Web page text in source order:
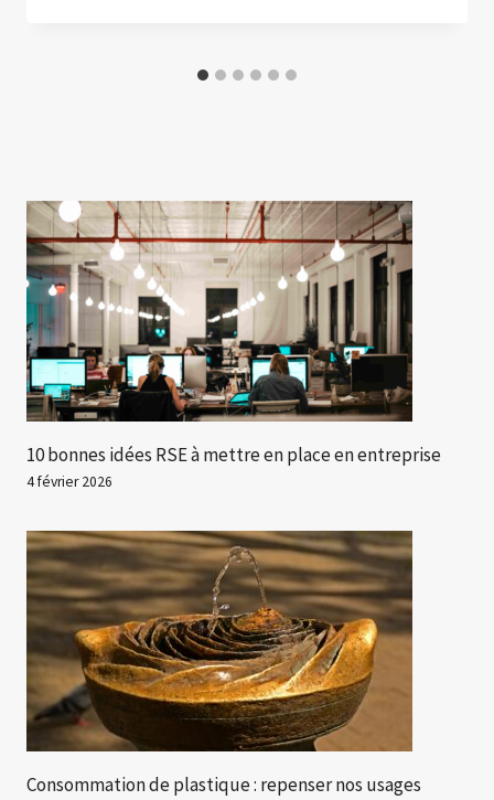
10 bonnes idées RSE à mettre en place en entreprise
4 février 2026
Consommation de plastique : repenser nos usages